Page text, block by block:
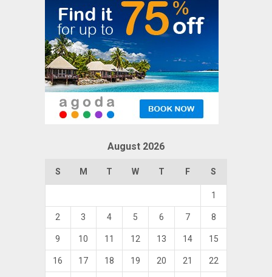
August 2026
S M T W T F S
1
2 3 4 5 6 7 8
9 10 11 12 13 14 15
16 17 18 19 20 21 22